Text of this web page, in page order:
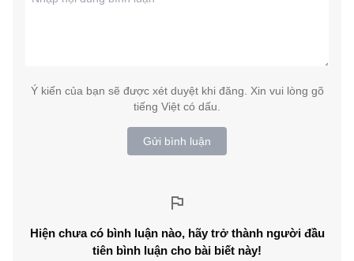
Ý kiến của bạn sẽ được xét duyệt khi đăng. Xin vui lòng gõ
tiếng Việt có dấu.
Gửi bình luận
Hiện chưa có bình luận nào, hãy trở thành người đầu
tiên bình luận cho bài biết này!